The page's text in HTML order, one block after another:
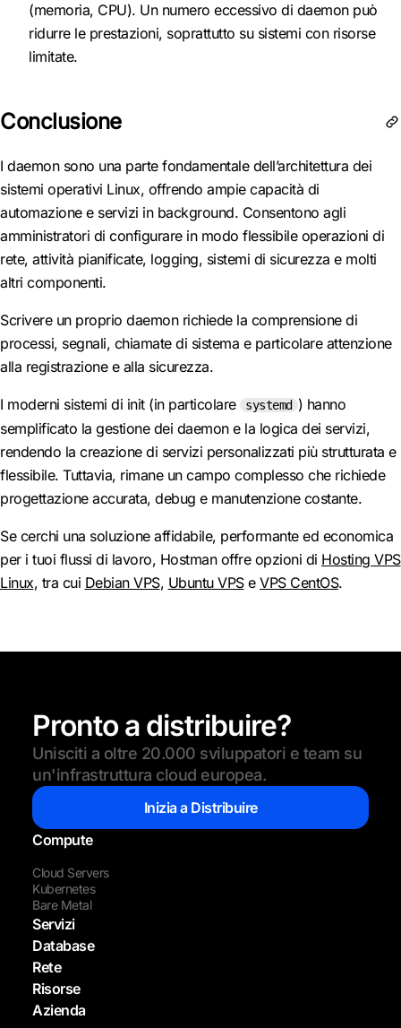
(memoria, CPU). Un numero eccessivo di daemon può
ridurre le prestazioni, soprattutto su sistemi con risorse
limitate.
Conclusione
I daemon sono una parte fondamentale dell’architettura dei
sistemi operativi Linux, offrendo ampie capacità di
automazione e servizi in background. Consentono agli
amministratori di configurare in modo flessibile operazioni di
rete, attività pianificate, logging, sistemi di sicurezza e molti
altri componenti.
Scrivere un proprio daemon richiede la comprensione di
processi, segnali, chiamate di sistema e particolare attenzione
alla registrazione e alla sicurezza.
I moderni sistemi di init (in particolare systemd ) hanno
semplificato la gestione dei daemon e la logica dei servizi,
rendendo la creazione di servizi personalizzati più strutturata e
flessibile. Tuttavia, rimane un campo complesso che richiede
progettazione accurata, debug e manutenzione costante.
Se cerchi una soluzione affidabile, performante ed economica
per i tuoi flussi di lavoro, Hostman offre opzioni di Hosting VPS
Linux, tra cui Debian VPS, Ubuntu VPSe VPS CentOS.
Pronto a distribuire?
Unisciti a oltre 20.000 sviluppatori e team su
un'infrastruttura cloud europea.
Inizia a Distribuire
Compute
Cloud Servers
Kubernetes
Bare Metal
Servizi
Database
Rete
Risorse
Azienda